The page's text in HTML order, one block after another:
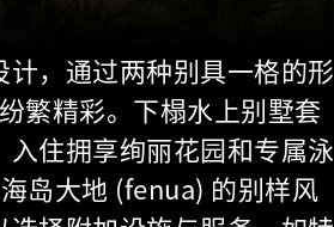
，通过两种别具一格的形
繁精彩。下榻水上别墅套
住拥享绚丽花园和专属泳
岛大地 (fenua) 的别样风